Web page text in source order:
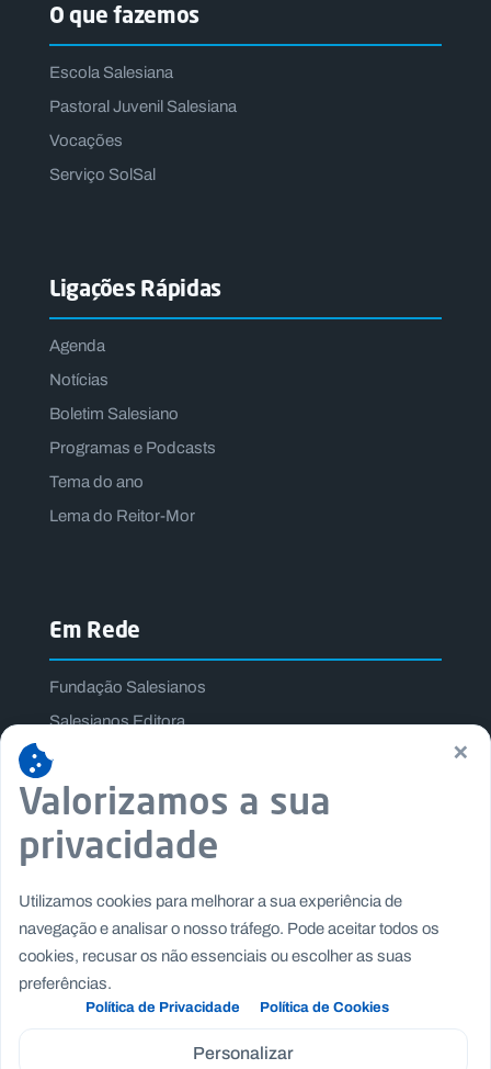
O que fazemos
Escola Salesiana
Pastoral Juvenil Salesiana
Vocações
Serviço SolSal
Ligações Rápidas
Agenda
Notícias
Boletim Salesiano
Programas e Podcasts
Tema do ano
Lema do Reitor-Mor
Em Rede
Fundação Salesianos
Salesianos Editora
Família Salesiana
Missão Dom Bosco
×
Valorizamos a sua
privacidade
Utilizamos cookies para melhorar a sua experiência de
navegação e analisar o nosso tráfego. Pode aceitar todos os
cookies, recusar os não essenciais ou escolher as suas
preferências.
Política de Privacidade Política de Cookies
Personalizar